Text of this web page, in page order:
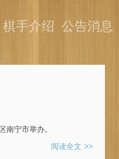
棋手介绍 公告消息
南宁市举办。
阅读全文 >>